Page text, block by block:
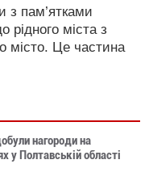
з пам’ятками
рідного міста з
місто. Це частина
нагороди на
у Полтавській області